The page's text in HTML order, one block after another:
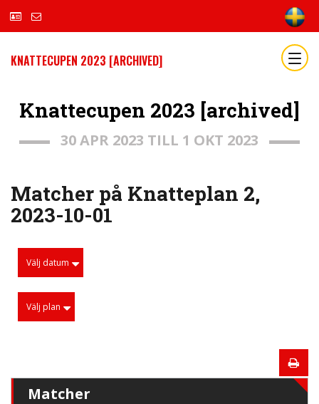
KNATTECUPEN 2023 [ARCHIVED]
Knattecupen 2023 [archived]
30 APR 2023 TILL 1 OKT 2023
Matcher på Knatteplan 2,
2023-10-01
Välj datum
Välj plan
Matcher